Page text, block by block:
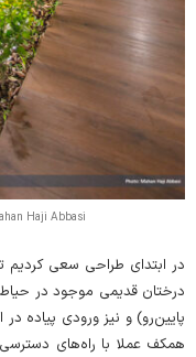
Haji Abbasi
در ابتدای طراحی سعی کردیم
درختان قدیمی موجود در
پایین‌رو) و نیز ورودی پیاده
همکف عملا با راه‌های